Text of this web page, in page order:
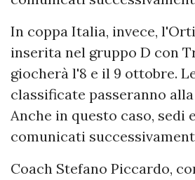
In coppa Italia, invece,
inserita nel gruppo D con
giocherà l'8 e il 9 ottobre.
classificate passeranno
Anche in questo caso, sedi
comunicati
Coach Stefano Piccardo,